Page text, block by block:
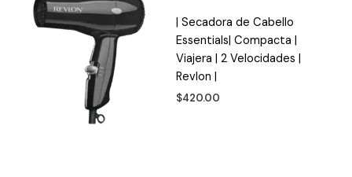
| Secadora de Cabello
Essentials| Compacta |
Viajera | 2 Velocidades |
Revlon |
$420.00